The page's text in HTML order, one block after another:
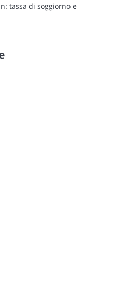
tassa di soggiorno e